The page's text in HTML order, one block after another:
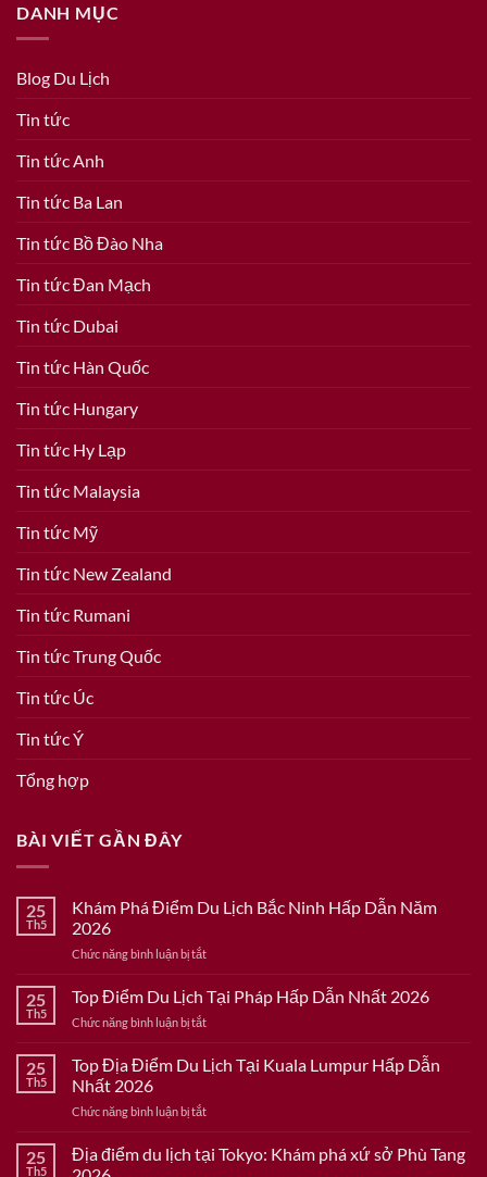
DANH MỤC
Blog Du Lịch
Tin tức
Tin tức Anh
Tin tức Ba Lan
Tin tức Bồ Đào Nha
Tin tức Đan Mạch
Tin tức Dubai
Tin tức Hàn Quốc
Tin tức Hungary
Tin tức Hy Lạp
Tin tức Malaysia
Tin tức Mỹ
Tin tức New Zealand
Tin tức Rumani
Tin tức Trung Quốc
Tin tức Úc
Tin tức Ý
Tổng hợp
BÀI VIẾT GẦN ĐÂY
25
Th5
Khám Phá Điểm Du Lịch Bắc Ninh Hấp Dẫn Năm
2026
Chức năng bình luận bị tắtở
Phá
Điểm
Du
Bắc
Dẫn
2026
25
Th5
Top Điểm Du Lịch Tại Pháp Hấp Dẫn Nhất 2026
Chức năng bình luận bị tắtở
Điểm
Du
Tại
Hấp
25
Th5
Top Địa Điểm Du Lịch Tại Kuala Lumpur Hấp Dẫn
Nhất 2026
Chức năng bình luận bị tắtở
Địa
Điểm
25
Th5
Địa điểm du lịch tại Tokyo: Khám phá xứ sở Phù Tang